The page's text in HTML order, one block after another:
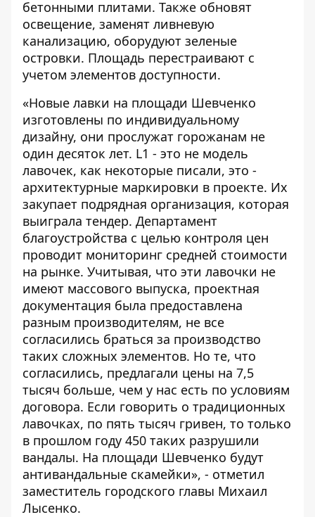
бетонными плитами. Также обновят
освещение, заменят ливневую
канализацию, оборудуют зеленые
островки. Площадь перестраивают с
учетом элементов доступности.
«Новые лавки на площади Шевченко
изготовлены по индивидуальному
дизайну, они прослужат горожанам не
один десяток лет. L1 - это не модель
лавочек, как некоторые писали, это -
архитектурные маркировки в проекте. Их
закупает подрядная организация, которая
выиграла тендер. Департамент
благоустройства с целью контроля цен
проводит мониторинг средней стоимости
на рынке. Учитывая, что эти лавочки не
имеют массового выпуска, проектная
документация была предоставлена ​​
разным производителям, не все
согласились браться за производство
таких сложных элементов. Но те, что
согласились, предлагали цены на 7,5
тысяч больше, чем у нас есть по условиям
договора. Если говорить о традиционных
лавочках, по пять тысяч гривен, то только
в прошлом году 450 таких разрушили
вандалы. На площади Шевченко будут
антивандальные скамейки», - отметил
заместитель городского главы Михаил
Лысенко.